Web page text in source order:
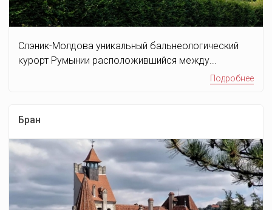
Слэник-Молдова уникальный бальнеологический
курорт Румынии расположившийся между...
Подробнее
Бран